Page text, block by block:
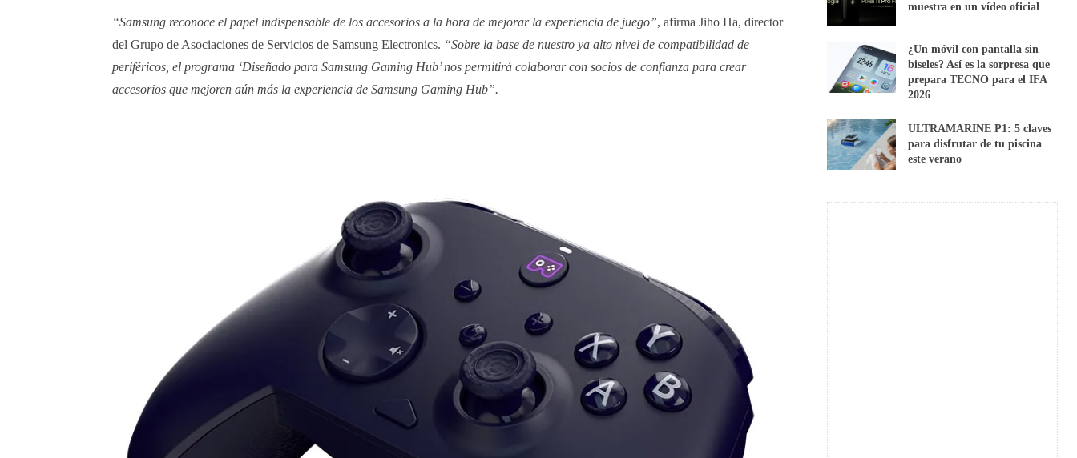
“Samsung reconoce el papel indispensable de los accesorios a la hora de mejorar la experiencia de juego”, afirma Jiho Ha, director
del Grupo de Asociaciones de Servicios de Samsung Electronics. “Sobre la base de nuestro ya alto nivel de compatibilidad de
periféricos, el programa ‘Diseñado para Samsung Gaming Hub’ nos permitirá colaborar con socios de confianza para crear
accesorios que mejoren aún más la experiencia de Samsung Gaming Hub”.
muestra en un vídeo oficial
¿Un móvil con pantalla sin
biseles? Así es la sorpresa que
prepara TECNO para el IFA
2026
ULTRAMARINE P1: 5 claves
para disfrutar de tu piscina
este verano